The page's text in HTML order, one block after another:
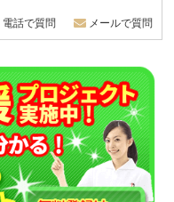
電話で質問 メールで質問